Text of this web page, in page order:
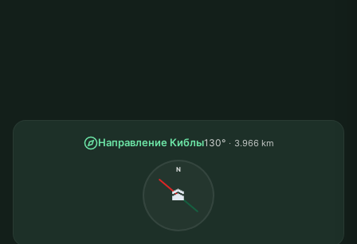
Направление Киблы130° 3.966 km
N
🕋